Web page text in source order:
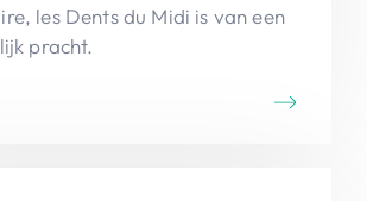
les Dents du Midi is van een
pracht.